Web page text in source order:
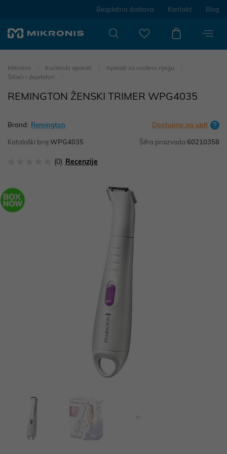
Besplatna dostava Kontakt Blog
Mikronis Kućanski aparati
Aparati za osobnu njegu
Šišači i depilatori
REMINGTON ŽENSKI TRIMER WPG4035
Brand: Remington Dostupno na upit
Kataloški broj:WPG4035 Šifra proizvoda:60210358
(0) Recenzije